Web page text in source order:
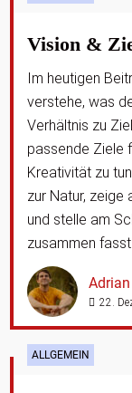
Vision &
Im heutigen
verstehe, was
Verhältnis zu
passende Ziele
Kreativität zu
zur Natur, zeige
und stelle am
zusammen fasst.
22.
ALLGEMEIN